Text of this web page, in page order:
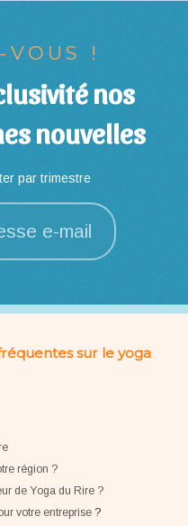
VOUS !
nos
nouvelles
par trimestre
e-mail
sur le yoga
région ?
de Yoga du Rire ?
votre entreprise?